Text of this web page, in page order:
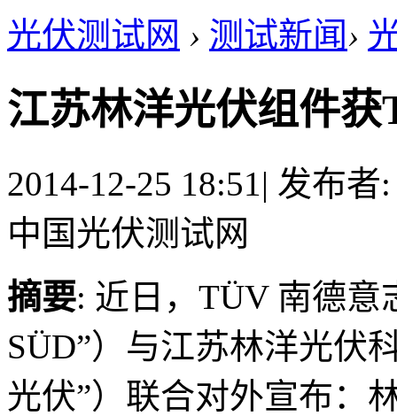
光伏测试网 › 测试新闻›
江苏林洋光伏组件
2014-12-25 18:51| 发布者
中国光伏测试网
摘要: 近日，TÜV 南德意
SÜD”）与江苏林洋光伏
光伏”）联合对外宣布：